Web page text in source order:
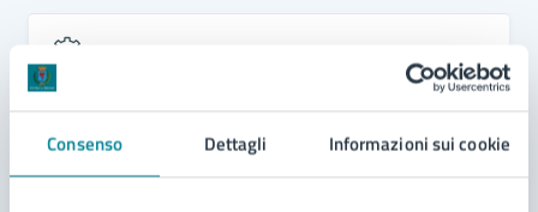
Consenso Dettagli Informazioni sui cookie
Richiesta e costituzione di unione civile